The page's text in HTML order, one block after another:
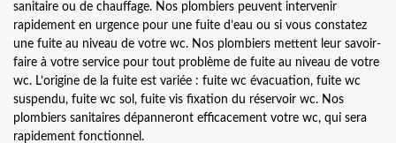
sanitaire ou de chauffage. Nos plombiers peuvent intervenir
rapidement en urgence pour une fuite d’eau ou si vous constatez
une fuite au niveau de votre wc. Nos plombiers mettent leur savoir-
faire à votre service pour tout problème de fuite au niveau de votre
wc. L’origine de la fuite est variée : fuite wc évacuation, fuite wc
suspendu, fuite wc sol, fuite vis fixation du réservoir wc. Nos
plombiers sanitaires dépanneront efficacement votre wc, qui sera
rapidement fonctionnel.